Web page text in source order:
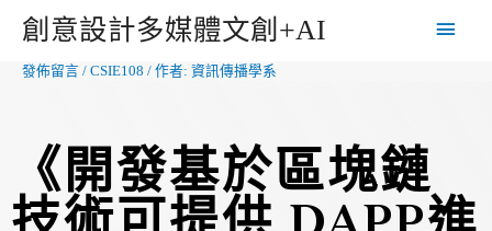
創意設計多媒體文創+AI
發佈留言 / CSIE108 / 作者: 資訊傳播學系
《開發基於區塊鏈